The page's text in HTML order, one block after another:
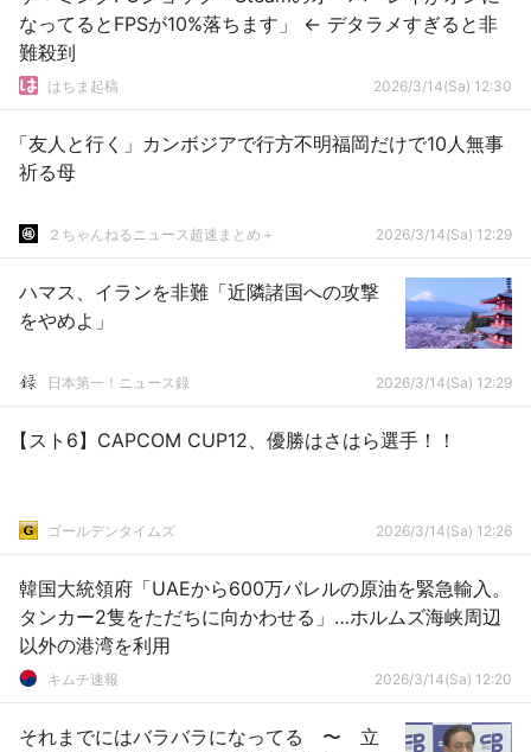
なってるとFPSが10%落ちます」 ← デタラメすぎると非
難殺到
はちま起稿 2026/3/14(Sa) 12:30
「友人と行く」カンボジアで行方不明福岡だけで10人無事
祈る母
２ちゃんねるニュース超速まとめ＋ 2026/3/14(Sa) 12:29
ハマス、イランを非難「近隣諸国への攻撃
をやめよ」
日本第一！ニュース録 2026/3/14(Sa) 12:29
【スト6】CAPCOM CUP12、優勝はさはら選手！！
ゴールデンタイムズ 2026/3/14(Sa) 12:26
韓国大統領府「UAEから600万バレルの原油を緊急輸入。
タンカー2隻をただちに向かわせる」…ホルムズ海峡周辺
以外の港湾を利用
キムチ速報 2026/3/14(Sa) 12:20
それまでにはバラバラになってる 〜 立